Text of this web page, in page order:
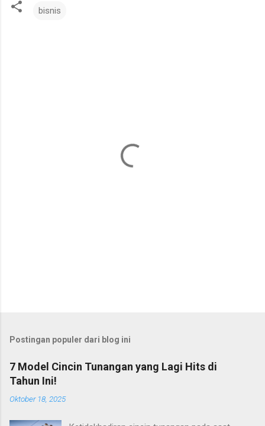
bisnis
Postingan populer dari blog ini
7 Model Cincin Tunangan yang Lagi Hits di
Tahun Ini!
Oktober 18, 2025